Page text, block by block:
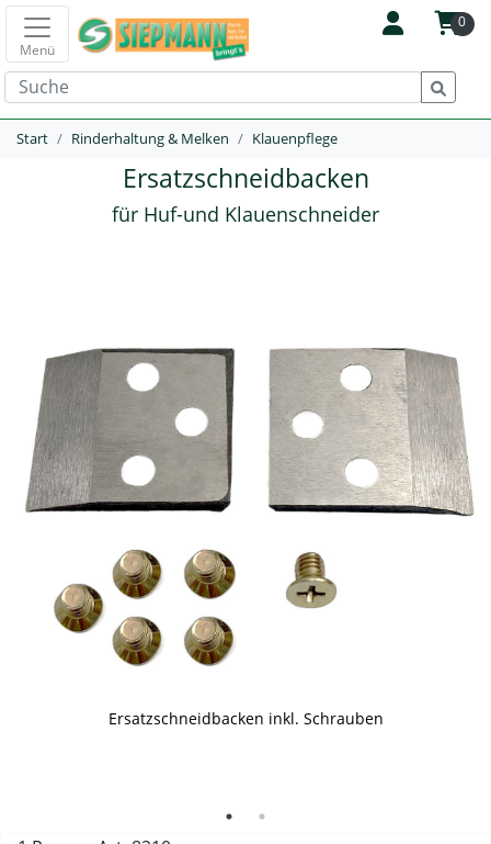
0
Menü
Start Rinderhaltung & Melken Klauenpflege
Ersatzschneidbacken
für Huf-und Klauenschneider
Ersatzschneidbacken inkl. Schrauben